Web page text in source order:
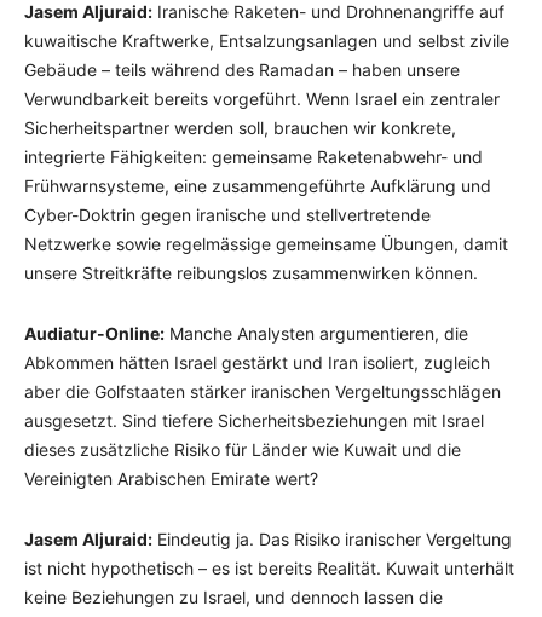
Jasem Aljuraid: Iranische Raketen- und Drohnenangriffe auf
kuwaitische Kraftwerke, Entsalzungsanlagen und selbst zivile
Gebäude – teils während des Ramadan – haben unsere
Verwundbarkeit bereits vorgeführt. Wenn Israel ein zentraler
Sicherheitspartner werden soll, brauchen wir konkrete,
integrierte Fähigkeiten: gemeinsame Raketenabwehr- und
Frühwarnsysteme, eine zusammengeführte Aufklärung und
Cyber-Doktrin gegen iranische und stellvertretende
Netzwerke sowie regelmässige gemeinsame Übungen, damit
unsere Streitkräfte reibungslos zusammenwirken können.
Audiatur-Online: Manche Analysten argumentieren, die
Abkommen hätten Israel gestärkt und Iran isoliert, zugleich
aber die Golfstaaten stärker iranischen Vergeltungsschlägen
ausgesetzt. Sind tiefere Sicherheitsbeziehungen mit Israel
dieses zusätzliche Risiko für Länder wie Kuwait und die
Vereinigten Arabischen Emirate wert?
Jasem Aljuraid: Eindeutig ja. Das Risiko iranischer Vergeltung
ist nicht hypothetisch – es ist bereits Realität. Kuwait unterhält
keine Beziehungen zu Israel, und dennoch lassen die